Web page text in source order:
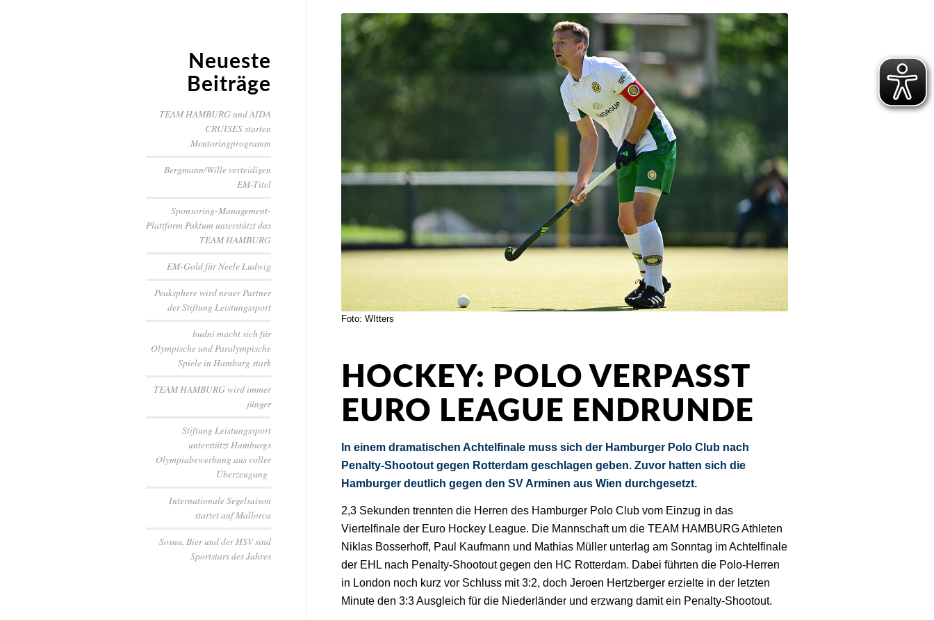
Foto: WItters
HOCKEY: POLO VERPASST
EURO LEAGUE ENDRUNDE
In einem dramatischen Achtelfinale muss sich der Hamburger Polo Club nach
Penalty-Shootout gegen Rotterdam geschlagen geben. Zuvor hatten sich die
Hamburger deutlich gegen den SV Arminen aus Wien durchgesetzt.
2,3 Sekunden trennten die Herren des Hamburger Polo Club vom Einzug in das
Viertelfinale der Euro Hockey League. Die Mannschaft um die TEAM HAMBURG Athleten
Niklas Bosserhoff, Paul Kaufmann und Mathias Müller unterlag am Sonntag im Achtelfinale
der EHL nach Penalty-Shootout gegen den HC Rotterdam. Dabei führten die Polo-Herren
in London noch kurz vor Schluss mit 3:2, doch Jeroen Hertzberger erzielte in der letzten
Minute den 3:3 Ausgleich für die Niederländer und erzwang damit ein Penalty-Shootout.
Neueste
Beiträge
TEAM HAMBURG und AIDA
CRUISES starten
Mentoringprogramm
Bergmann/Wille verteidigen
EM-Titel
Sponsoring-Management-
Plattform Paktum unterstützt das
TEAM HAMBURG
EM-Gold für Neele Ludwig
Peaksphere wird neuer Partner
der Stiftung Leistungssport
budni macht sich für
Olympische und Paralympische
Spiele in Hamburg stark
TEAM HAMBURG wird immer
jünger
Stiftung Leistungssport
unterstützt Hamburgs
Olympiabewerbung aus voller
Überzeugung
Internationale Segelsaison
startet auf Mallorca
Sosna, Bier und der HSV sind
Sportstars des Jahres